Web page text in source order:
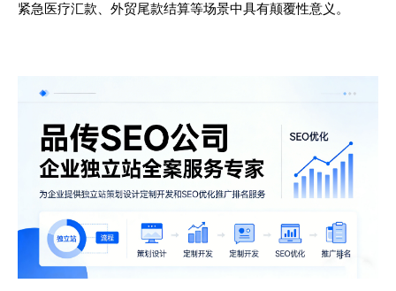
紧急医疗汇款、外贸尾款结算等场景中具有颠覆性意义。